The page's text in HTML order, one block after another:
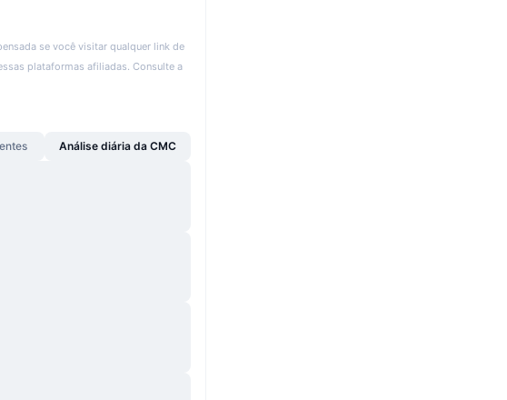
se você visitar qualquer link de
plataformas afiliadas. Consulte a
Análise diária da CMC